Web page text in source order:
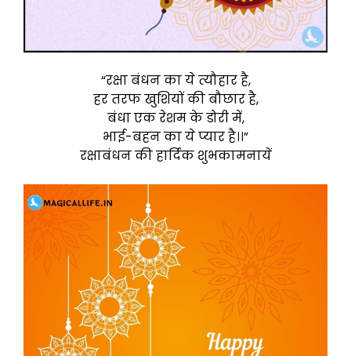
“रक्षा बंधन का ये त्यौहार है,
हर तरफ खुशियों की बौछार है,
बंधा एक रेशम के डोरी में,
भाई-बहन का ये प्यार है।।”
रक्षाबंधन की हार्दिक शुभकामनायें